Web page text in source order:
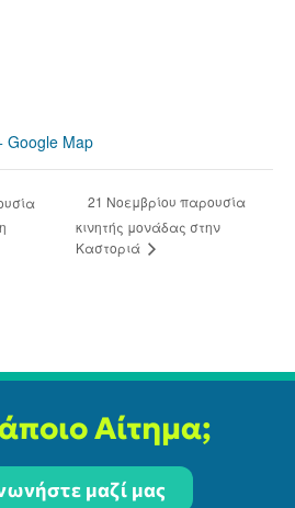
Google Map
21 Νοεμβρίου παρουσία
κινητής μονάδας στην
Καστοριά
Αίτημα;
μαζί μας